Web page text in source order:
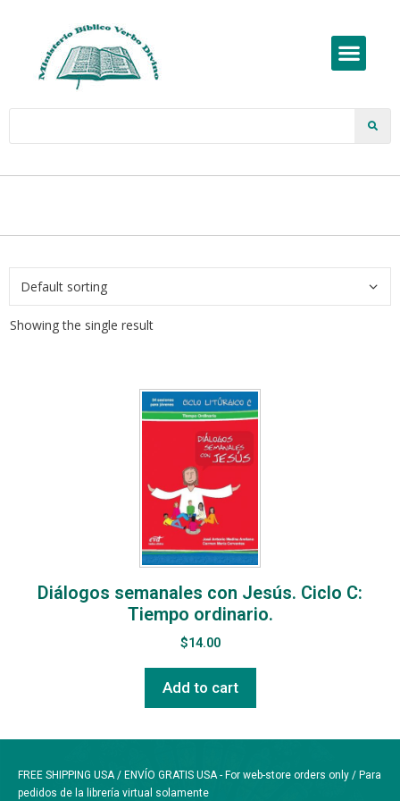
Showing the single result
Diálogos semanales con Jesús. Ciclo C:
Tiempo ordinario.
$14.00
Add to cart
FREE SHIPPING USA / ENVÍO GRATIS USA - For web-store orders only / Para
pedidos de la librería virtual solamente